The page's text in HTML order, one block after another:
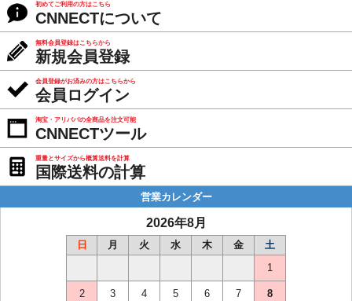
初めてご利用の方はこちら
CNNECTについて
無料会員登録はこちらから
新規会員登録
会員登録がお済みの方はこちらから
会員ログイン
淘宝・アリババの全商品を注文可能
CNNECTツール
重量とサイズから概算送料を計算
国際送料の計算
営業カレンダー
2026年8月
日 月 火 水 木 金
土
1
2 3 4 5 6 7 8